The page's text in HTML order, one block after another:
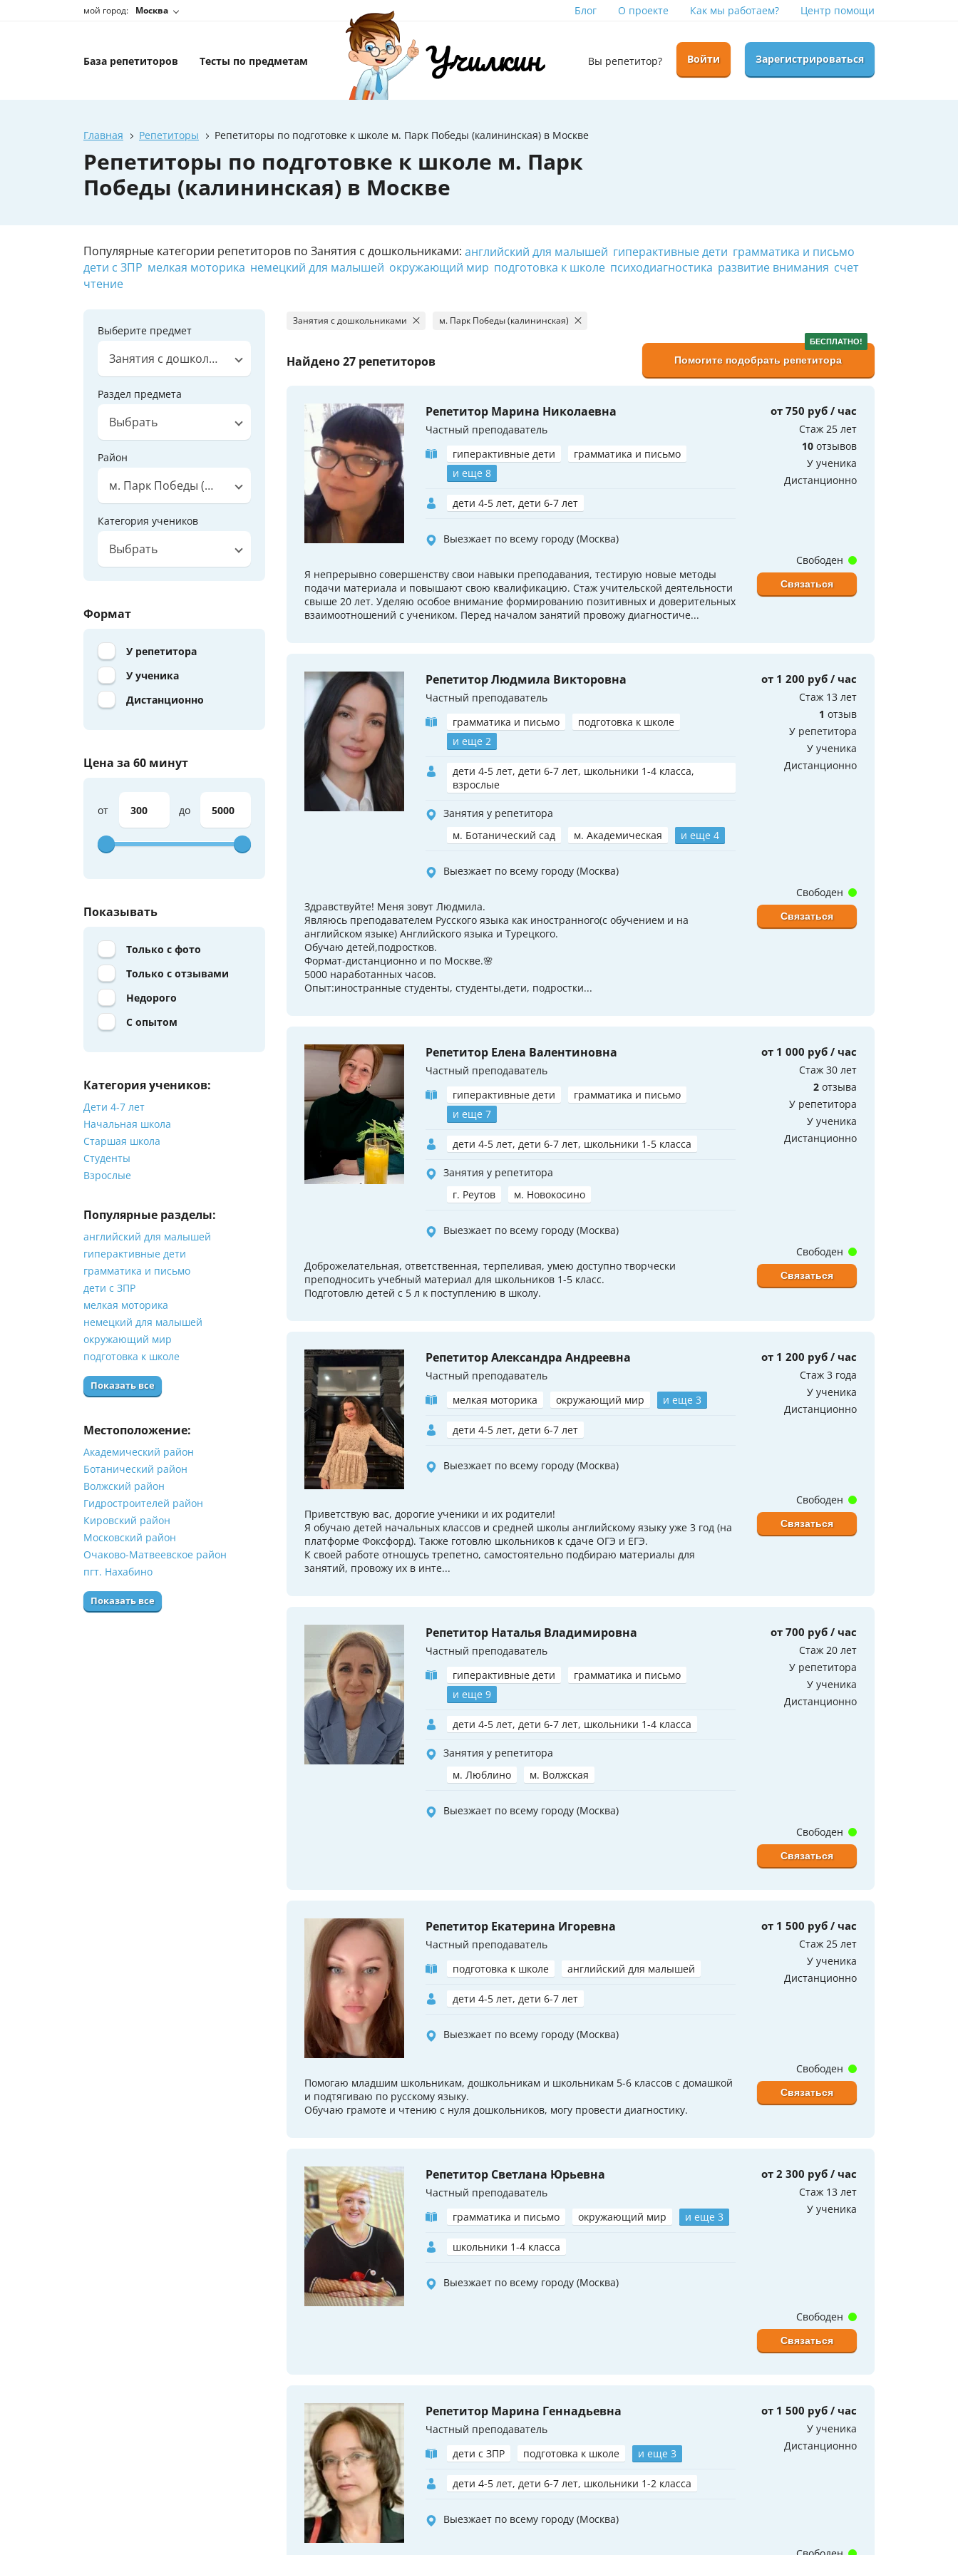
мой город: Москва Блог О проекте Как мы работаем? Центр помощи
База репетиторов Тесты по предметам Вы репетитор? Войти Зарегистрироваться
Главная Репетиторы Репетиторы по подготовке к школе м. Парк Победы (калининская) в Москве
Репетиторы по подготовке к школе м. Парк
Победы (калининская) в Москве
Популярные категории репетиторов по Занятия с дошкольниками: английский для малышей гиперактивные дети грамматика и письмо
дети с ЗПР мелкая моторика немецкий для малышей окружающий мир подготовка к школе психодиагностика развитие внимания счет
чтение
Выберите предмет
Занятия с дошкольниками
Раздел предмета
Выбрать
Район
м. Парк Победы (калининская)
Категория учеников
Выбрать
Формат
У репетитора
У ученика
Дистанционно
Цена за 60 минут
от до
Показывать
Только с фото
Только с отзывами
Недорого
С опытом
Категория учеников:
Дети 4-7 лет
Начальная школа
Старшая школа
Студенты
Взрослые
Популярные разделы:
английский для малышей
гиперактивные дети
грамматика и письмо
дети с ЗПР
мелкая моторика
немецкий для малышей
окружающий мир
подготовка к школе
Показать все
Местоположение:
Академический район
Ботанический район
Волжский район
Гидростроителей район
Кировский район
Московский район
Очаково-Матвеевское район
пгт. Нахабино
Показать все
Занятия с дошкольниками м. Парк Победы (калининская)
Найдено27 репетиторов
БЕСПЛАТНО!
Помогите подобрать репетитора
Репетитор Марина Николаевна
Частный преподаватель
гиперактивные дети
грамматика и письмо
и еще 8
дети 4-5 лет, дети 6-7 лет
Выезжает по всему городу (Москва)
от 750 руб / час
Стаж 25 лет
10 отзывов
У ученика
Дистанционно
Я непрерывно совершенству свои навыки преподавания, тестирую новые методы
подачи материала и повышают свою квалификацию. Стаж учительской деятельности
свыше 20 лет. Уделяю особое внимание формированию позитивных и доверительных
взаимоотношений с учеником. Перед началом занятий провожу диагностиче...
Свободен
Связаться
Репетитор Людмила Викторовна
Частный преподаватель
грамматика и письмо
подготовка к школе
и еще 2
дети 4-5 лет, дети 6-7 лет, школьники 1-4 класса,
взрослые
Занятия у репетитора
м. Ботанический сад
м. Академическая и еще 4
Выезжает по всему городу (Москва)
от 1 200 руб / час
Стаж 13 лет
1 отзыв
У репетитора
У ученика
Дистанционно
Здравствуйте! Меня зовут Людмила.
Являюсь преподавателем Русского языка как иностранного(с обучением и на
английском языке) Английского языка и Турецкого.
Обучаю детей,подростков.
Формат-дистанционно и по Москве.🌸
5000 наработанных часов.
Опыт:иностранные студенты, студенты,дети, подростки...
Свободен
Связаться
Репетитор Елена Валентиновна
Частный преподаватель
гиперактивные дети
грамматика и письмо
и еще 7
дети 4-5 лет, дети 6-7 лет, школьники 1-5 класса
Занятия у репетитора
г. Реутов
м. Новокосино
Выезжает по всему городу (Москва)
от 1 000 руб / час
Стаж 30 лет
2 отзыва
У репетитора
У ученика
Дистанционно
Доброжелательная, ответственная, терпеливая, умею доступно творчески
преподносить учебный материал для школьников 1-5 класс.
Подготовлю детей с 5 л к поступлению в школу.
Свободен
Связаться
Репетитор Александра Андреевна
Частный преподаватель
мелкая моторика
окружающий мир и еще 3
дети 4-5 лет, дети 6-7 лет
Выезжает по всему городу (Москва)
от 1 200 руб / час
Стаж 3 года
У ученика
Дистанционно
Приветствую вас, дорогие ученики и их родители!
Я обучаю детей начальных классов и средней школы английскому языку уже 3 год (на
платформе Фоксфорд). Также готовлю школьников к сдаче ОГЭ и ЕГЭ.
К своей работе отношусь трепетно, самостоятельно подбираю материалы для
занятий, провожу их в инте...
Свободен
Связаться
Репетитор Наталья Владимировна
Частный преподаватель
гиперактивные дети
грамматика и письмо
и еще 9
дети 4-5 лет, дети 6-7 лет, школьники 1-4 класса
Занятия у репетитора
м. Люблино
м. Волжская
Выезжает по всему городу (Москва)
от 700 руб / час
Стаж 20 лет
У репетитора
У ученика
Дистанционно
Свободен
Связаться
Репетитор Екатерина Игоревна
Частный преподаватель
подготовка к школе
английский для малышей
дети 4-5 лет, дети 6-7 лет
Выезжает по всему городу (Москва)
от 1 500 руб / час
Стаж 25 лет
У ученика
Дистанционно
Помогаю младшим школьникам, дошкольникам и школьникам 5-6 классов с домашкой
и подтягиваю по русскому языку.
Обучаю грамоте и чтению с нуля дошкольников, могу провести диагностику.
Свободен
Связаться
Репетитор Светлана Юрьевна
Частный преподаватель
грамматика и письмо
окружающий мир и еще 3
школьники 1-4 класса
Выезжает по всему городу (Москва)
от 2 300 руб / час
Стаж 13 лет
У ученика
Свободен
Связаться
Репетитор Марина Геннадьевна
Частный преподаватель
дети с ЗПР
подготовка к школе и еще 3
дети 4-5 лет, дети 6-7 лет, школьники 1-2 класса
Выезжает по всему городу (Москва)
от 1 500 руб / час
У ученика
Дистанционно